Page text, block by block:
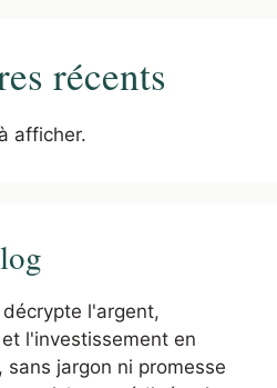
récents
afficher.
l'argent,
l'investissement en
jargon ni promesse